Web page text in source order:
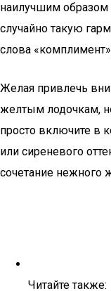
наилучшим образом
случайно такую
слова
Желая привлечь
желтым лодочкам,
просто включите в
или сиреневого
сочетание нежного
Читайте также: